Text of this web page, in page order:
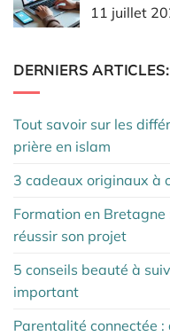
11 juillet
DERNIERS ARTICLES:
Tout savoir sur les
prière en islam
3 cadeaux originaux à
Formation en
réussir son projet
5 conseils beauté à
important
Parentalité connectée